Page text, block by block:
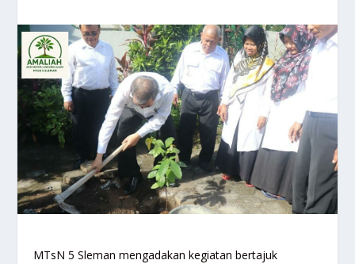
MTsN 5 Sleman mengadakan kegiatan bertajuk